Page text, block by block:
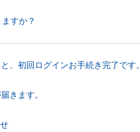
すか？
、初回ログインお手続き完了です。
きます。